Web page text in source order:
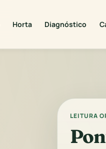
Horta Diagnóstico
LEITURA